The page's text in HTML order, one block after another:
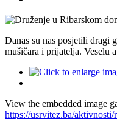
Danas su nas posjetili
mušičara i prijatelja. Veselu
View the embedded image
https://usrvitez.ba/